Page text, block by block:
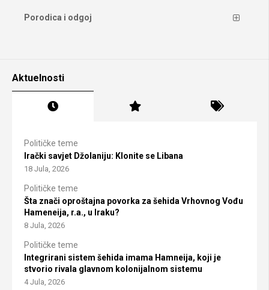
Porodica i odgoj
Aktuelnosti
Političke teme
Irački savjet Džolaniju: Klonite se Libana
18 Jula, 2026
Političke teme
Šta znači oproštajna povorka za šehida Vrhovnog Vođu
Hameneija, r.a., u Iraku?
8 Jula, 2026
Političke teme
Integrirani sistem šehida imama Hamneija, koji je
stvorio rivala glavnom kolonijalnom sistemu
4 Jula, 2026